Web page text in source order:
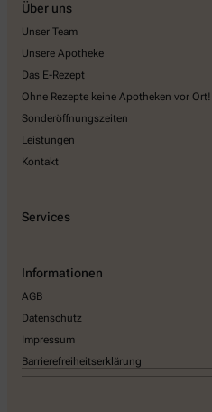
Über uns
Unser Team
Unsere Apotheke
Das E-Rezept
Ohne Rezepte keine Apotheken vor Ort!
Sonderöffnungszeiten
Leistungen
Kontakt
Services
Informationen
AGB
Datenschutz
Impressum
Barrierefreiheitserklärung